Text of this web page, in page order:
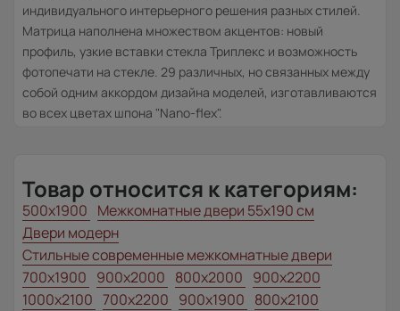
индивидуального интерьерного решения разных стилей.
Матрица наполнена множеством акцентов: новый
профиль, узкие вставки стекла Триплекс и возможность
фотопечати на стекле. 29 различных, но связанных между
собой одним аккордом дизайна моделей, изготавливаются
во всех цветах шпона "Nano-flex".
Товар относится к категориям:
500x1900 Межкомнатные двери 55х190 см
Двери модерн
Стильные современные межкомнатные двери
700x1900 900x2000 800x2000 900x2200
1000x2100 700x2200 900x1900 800x2100